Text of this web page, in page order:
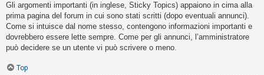
Gli argomenti importanti (in inglese, Sticky Topics) appaiono in cima alla
prima pagina del forum in cui sono stati scritti (dopo eventuali annunci).
Come si intuisce dal nome stesso, contengono informazioni importanti e
dovrebbero essere lette sempre. Come per gli annunci, l’amministratore
può decidere se un utente vi può scrivere o meno.
Top